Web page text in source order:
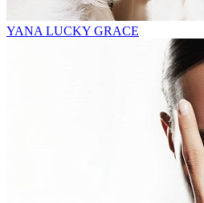
YANA LUCKY GRACE